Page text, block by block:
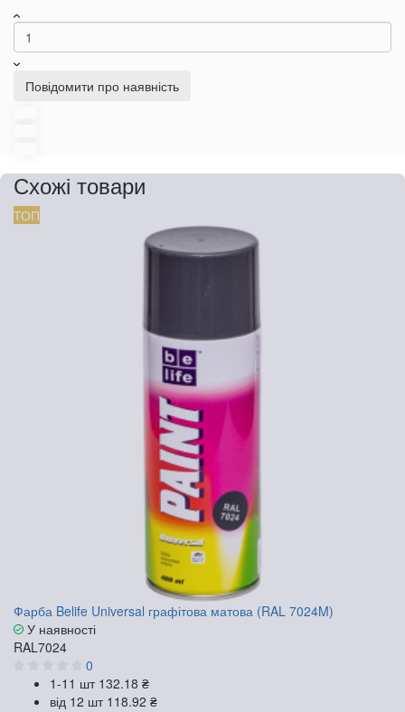
Повідомити про наявність
Схожі товари
ТОП
Фарба Belife Universal графітова матова (RAL 7024M)
У наявності
RAL7024
0
1-11 шт 132.18 ₴
від 12 шт 118.92 ₴